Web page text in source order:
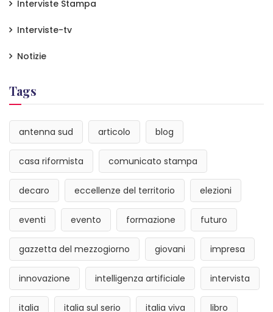
Interviste Stampa
Interviste-tv
Notizie
Tags
antenna sud articolo blog
casa riformista comunicato stampa
decaro eccellenze del territorio elezioni
eventi evento formazione futuro
gazzetta del mezzogiorno giovani impresa
innovazione intelligenza artificiale intervista
italia italia sul serio italia viva libro